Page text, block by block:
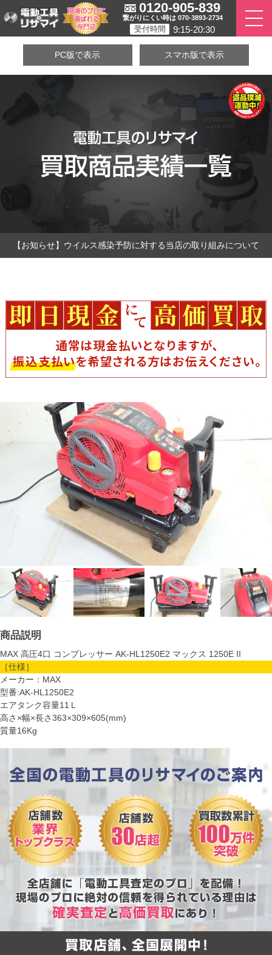
0120-905-839
繋がりにくい時は 070-3893-2734
受付時間 9:15-20:30
PC版で表示 スマホ版で表示
【お知らせ】ウイルス感染予防に対する当店の取り組みについて
商品説明
MAX 高圧4口 コンプレッサー AK-HL1250E2 マックス 1250E II
［仕様］
メーカー：MAX
型番:AK-HL1250E2
エアタンク容量11Ｌ
高さ×幅×長さ363×309×605(mm)
質量16Kg